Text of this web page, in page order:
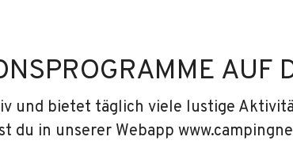
AUF
und bietet täglich viele lustige
du in unserer Webapp